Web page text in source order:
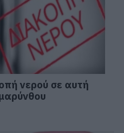
νερού σε αυτή